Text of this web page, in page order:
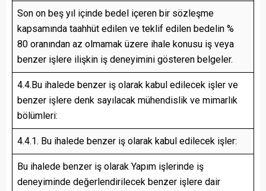
Son on beş yıl içinde bedel içeren bir sözleşme
kapsamında taahhüt edilen ve teklif edilen bedelin %
80 oranından az olmamak üzere ihale konusu iş veya
benzer işlere ilişkin iş deneyimini gösteren belgeler.
4.4.Bu ihalede benzer iş olarak kabul edilecek işler ve
benzer işlere denk sayılacak mühendislik ve mimarlık
bölümleri:
4.4.1. Bu ihalede benzer iş olarak kabul edilecek işler:
Bu ihalede benzer iş olarak Yapım işlerinde iş
deneyiminde değerlendirilecek benzer işlere dair